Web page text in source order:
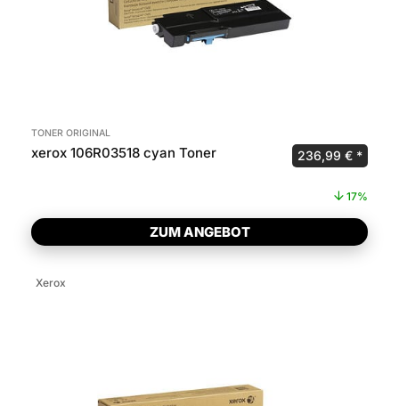
TONER ORIGINAL
xerox 106R03518 cyan Toner Ursprünglicher
236,99 €
17%
ZUM ANGEBOT
Xerox